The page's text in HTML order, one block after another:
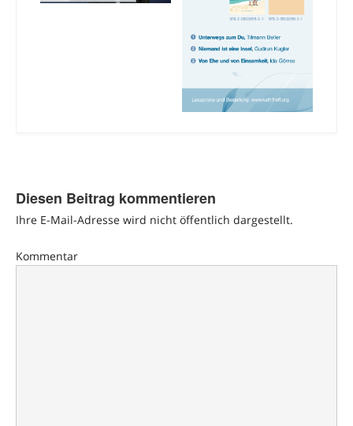
Diesen Beitrag kommentieren
Ihre E-Mail-Adresse wird nicht öffentlich dargestellt.
Kommentar